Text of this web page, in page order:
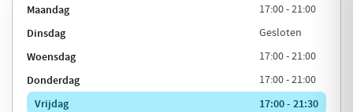
Maandag 17:00 - 21:00
Dinsdag Gesloten
Woensdag 17:00 - 21:00
Donderdag 17:00 - 21:00
Vrijdag
17:00 - 21:30